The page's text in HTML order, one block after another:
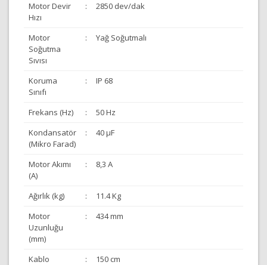
Motor Devir
Hızı
: 2850 dev/dak
Motor
Soğutma
Sıvısı
: Yağ Soğutmalı
Koruma
Sınıfı
: IP 68
Frekans (Hz) :
50 Hz
Kondansatör
(Mikro Farad)
: 40 µF
Motor Akımı
(A)
: 8,3 A
Ağırlık (kg) :
11.4 Kg
Motor
Uzunluğu
(mm)
: 434 mm
Kablo
: 150 cm